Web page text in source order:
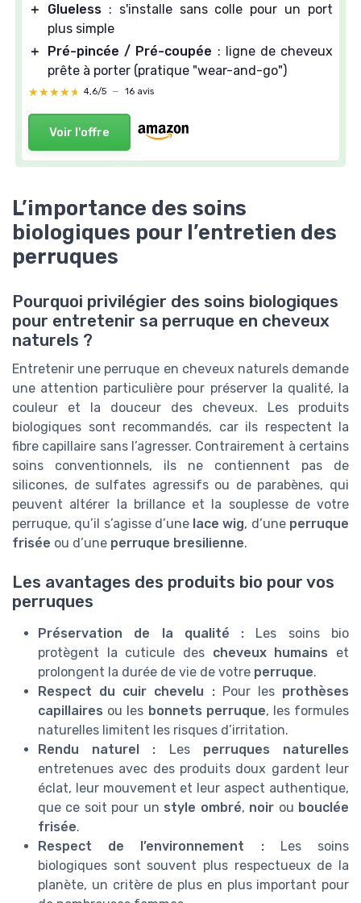
＋
Glueless : s'installe sans colle pour un port
plus simple
＋
Pré-pincée / Pré-coupée : ligne de cheveux
prête à porter (pratique "wear-and-go")
★★★★★
★★★★★ 4,6/5 — 16 avis
Voir l'offre
L’importance des soins
biologiques pour l’entretien des
perruques
Pourquoi privilégier des soins biologiques
pour entretenir sa perruque en cheveux
naturels ?
Entretenir une perruque en cheveux naturels demande
une attention particulière pour préserver la qualité, la
couleur et la douceur des cheveux. Les produits
biologiques sont recommandés, car ils respectent la
fibre capillaire sans l’agresser. Contrairement à certains
soins conventionnels, ils ne contiennent pas de
silicones, de sulfates agressifs ou de parabènes, qui
peuvent altérer la brillance et la souplesse de votre
perruque, qu’il s’agisse d’une lace wig, d’une perruque
frisée ou d’une perruque bresilienne.
Les avantages des produits bio pour vos
perruques
Préservation de la qualité : Les soins bio
protègent la cuticule des cheveux humains et
prolongent la durée de vie de votre perruque.
Respect du cuir chevelu :Pour les prothèses
capillaires ou les bonnets perruque, les formules
naturelles limitent les risques d’irritation.
Rendu naturel : Les perruques naturelles
entretenues avec des produits doux gardent leur
éclat, leur mouvement et leur aspect authentique,
que ce soit pour un style ombré, noir ou bouclée
frisée.
Respect de l’environnement :Les soins
biologiques sont souvent plus respectueux de la
planète, un critère de plus en plus important pour